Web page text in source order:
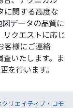
に関する高度な
データの品質に
クエストに応じ
客様にご連絡
いたします。ま
を行います。
クリエイティブ・コモ